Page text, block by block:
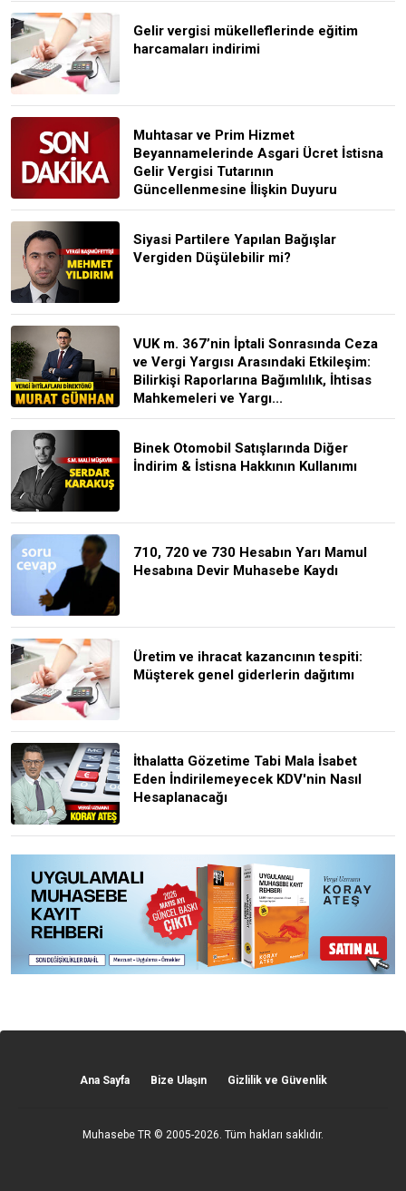
Gelir vergisi mükelleflerinde eğitim
harcamaları indirimi
Muhtasar ve Prim Hizmet
Beyannamelerinde Asgari Ücret İstisna
Gelir Vergisi Tutarının
Güncellenmesine İlişkin Duyuru
Siyasi Partilere Yapılan Bağışlar
Vergiden Düşülebilir mi?
VUK m. 367’nin İptali Sonrasında Ceza
ve Vergi Yargısı Arasındaki Etkileşim:
Bilirkişi Raporlarına Bağımlılık, İhtisas
Mahkemeleri ve Yargı...
Binek Otomobil Satışlarında Diğer
İndirim & İstisna Hakkının Kullanımı
710, 720 ve 730 Hesabın Yarı Mamul
Hesabına Devir Muhasebe Kaydı
Üretim ve ihracat kazancının tespiti:
Müşterek genel giderlerin dağıtımı
İthalatta Gözetime Tabi Mala İsabet
Eden İndirilemeyecek KDV'nin Nasıl
Hesaplanacağı
Ana Sayfa Bize Ulaşın Gizlilik ve Güvenlik
Muhasebe TR © 2005-2026. Tüm hakları saklıdır.